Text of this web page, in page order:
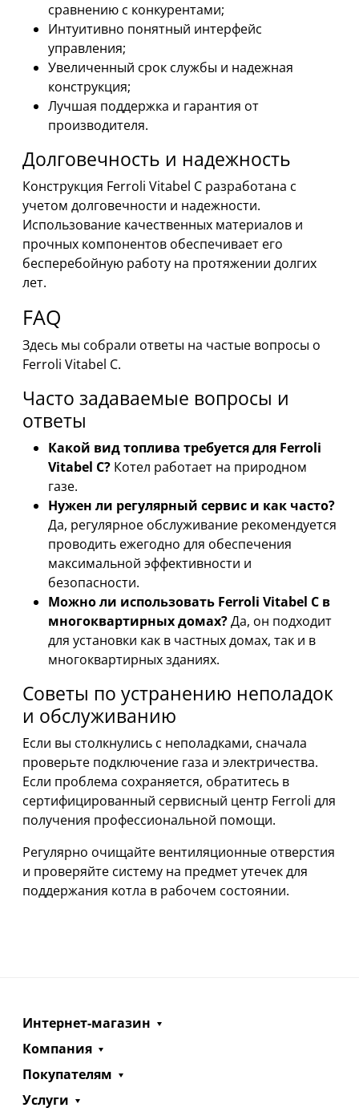
сравнению с конкурентами;
Интуитивно понятный интерфейс
управления;
Увеличенный срок службы и надежная
конструкция;
Лучшая поддержка и гарантия от
производителя.
Долговечность и надежность
Конструкция Ferroli Vitabel C разработана с
учетом долговечности и надежности.
Использование качественных материалов и
прочных компонентов обеспечивает его
бесперебойную работу на протяжении долгих
лет.
FAQ
Здесь мы собрали ответы на частые вопросы о
Ferroli Vitabel C.
Часто задаваемые вопросы и
ответы
Какой вид топлива требуется для Ferroli
Vitabel C? Котел работает на природном
газе.
Нужен ли регулярный сервис и как часто?
Да, регулярное обслуживание рекомендуется
проводить ежегодно для обеспечения
максимальной эффективности и
безопасности.
Можно ли использовать Ferroli Vitabel C в
многоквартирных домах?Да, он подходит
для установки как в частных домах, так и в
многоквартирных зданиях.
Советы по устранению неполадок
и обслуживанию
Если вы столкнулись с неполадками, сначала
проверьте подключение газа и электричества.
Если проблема сохраняется, обратитесь в
сертифицированный сервисный центр Ferroli для
получения профессиональной помощи.
Регулярно очищайте вентиляционные отверстия
и проверяйте систему на предмет утечек для
поддержания котла в рабочем состоянии.
Интернет-магазин
Компания
Покупателям
Услуги